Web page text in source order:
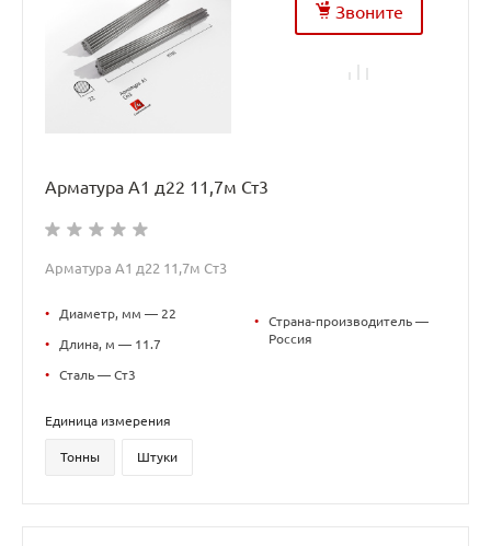
Звоните
Арматура А1 д22 11,7м Ст3
Арматура А1 д22 11,7м Ст3
• Диаметр, мм — 22
• Длина, м — 11.7
• Сталь — Ст3
•
Страна-производитель —
Россия
Единица измерения
Тонны Штуки